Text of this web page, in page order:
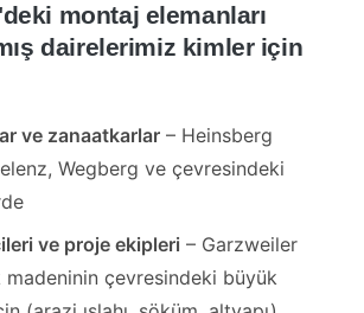
montaj elemanları
dairelerimiz kimler için
ve zanaatkarlar – Heinsberg
Wegberg ve çevresindeki
ve proje ekipleri – Garzweiler
madeninin çevresindeki büyük